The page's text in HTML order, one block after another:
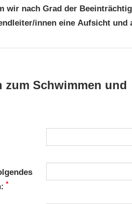
wir nach Grad der
innen eine Aufsicht und
zum Schwimmen und
*